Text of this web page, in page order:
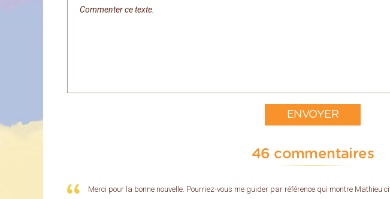
46 commentaires
Merci pour la bonne nouvelle. Pourriez-vous me guider par référence qui montre Mathieu